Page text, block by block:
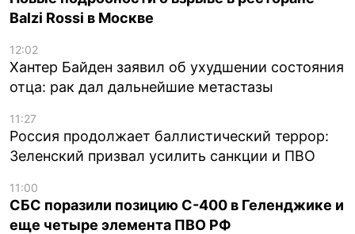
Balzi Rossi в Москве
12:02
Хантер Байден заявил об ухудшении состояния
отца: рак дал дальнейшие метастазы
11:27
Россия продолжает баллистический террор:
Зеленский призвал усилить санкции и ПВО
11:00
СБС поразили позицию С-400 в Геленджике и
еще четыре элемента ПВО РФ